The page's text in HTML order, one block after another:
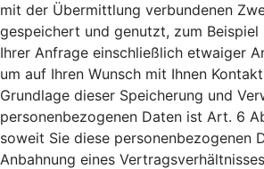
mit der Übermittlung verbundenen
gespeichert und genutzt, zum Beispiel
Ihrer Anfrage einschließlich etwaiger
um auf Ihren Wunsch mit Ihnen
Grundlage dieser Speicherung und
personenbezogenen Daten ist Art. 6
soweit Sie diese personenbezogenen
Anbahnung eines